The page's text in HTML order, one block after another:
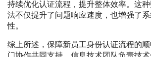
持续优化认证流程，提升整体效率。这
法不仅提升了问题响应速度，也增强了
性。
综上所述，保障新员工身份认证流程的